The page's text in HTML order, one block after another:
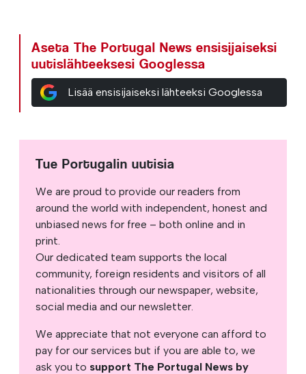
Aseta The Portugal News ensisijaiseksi
uutislähteeksesi Googlessa
Lisää ensisijaiseksi lähteeksi Googlessa
Tue Portugalin uutisia
We are proud to provide our readers from
around the world with independent, honest and
unbiased news for free – both online and in
print.
Our dedicated team supports the local
community, foreign residents and visitors of all
nationalities through our newspaper, website,
social media and our newsletter.
We appreciate that not everyone can afford to
pay for our services but if you are able to, we
ask you to support The Portugal News by